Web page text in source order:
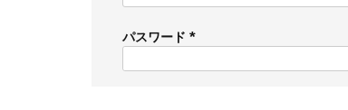
必
)
パスワード
必